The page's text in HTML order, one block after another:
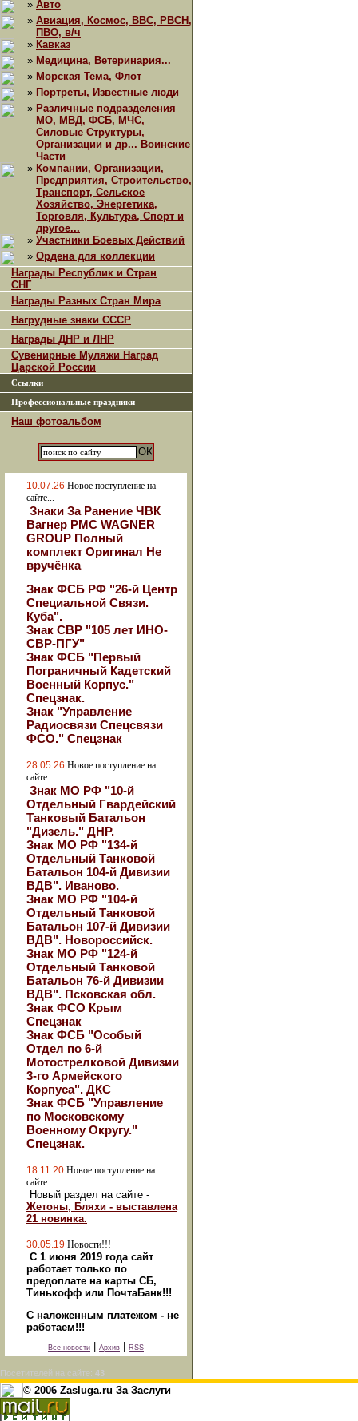
» Авто
» Авиация, Космос, ВВС, РВСН,
ПВО, в/ч
» Кавказ
» Медицина, Ветеринария...
» Морская Тема, Флот
» Портреты, Известные люди
» Различные подразделения
МО, МВД, ФСБ, МЧС,
Силовые Структуры,
Организации и др... Воинские
Части
» Компании, Организации,
Предприятия, Строительство,
Транспорт, Сельское
Хозяйство, Энергетика,
Торговля, Культура, Спорт и
другое...
» Участники Боевых Действий
» Ордена для коллекции
Награды Республик и Стран
СНГ
Награды Разных Стран Мира
Нагрудные знаки СССР
Награды ДНР и ЛНР
Сувенирные Муляжи Наград
Царской России
Ссылки
Профессиональные праздники
Наш фотоальбом
10.07.26 Новое поступление на
сайте...
Знаки За Ранение ЧВК
Вагнер РМС WAGNER
GROUP Полный
комплект Оригинал Не
вручёнка
Знак ФСБ РФ "26-й Центр
Специальной Связи.
Куба".
Знак СВР "105 лет ИНО-
СВР-ПГУ"
Знак ФСБ "Первый
Пограничный Кадетский
Военный Корпус."
Спецзнак.
Знак "Управление
Радиосвязи Спецсвязи
ФСО." Спецзнак
28.05.26 Новое поступление на
сайте...
Знак МО РФ "10-й
Отдельный Гвардейский
Танковый Батальон
"Дизель." ДНР.
Знак МО РФ "134-й
Отдельный Танковой
Батальон 104-й Дивизии
ВДВ". Иваново.
Знак МО РФ "104-й
Отдельный Танковой
Батальон 107-й Дивизии
ВДВ". Новороссийск.
Знак МО РФ "124-й
Отдельный Танковой
Батальон 76-й Дивизии
ВДВ". Псковская обл.
Знак ФСО Крым
Спецзнак
Знак ФСБ "Особый
Отдел по 6-й
Мотострелковой Дивизии
3-го Армейского
Корпуса". ДКС
Знак ФСБ "Управление
по Московскому
Военному Округу."
Спецзнак.
18.11.20 Новое поступление на
сайте...
Новый раздел на сайте -
Жетоны, Бляхи - выставлена
21 новинка.
30.05.19 Новости!!!
С 1 июня 2019 года сайт
работает только по
предоплате на карты СБ,
Тинькофф или ПочтаБанк!!!
С наложенным платежом - не
работаем!!!
Все новости Архив RSS
Посетителей на сайте: 43
© 2006 Zasluga.ru За Заслуги